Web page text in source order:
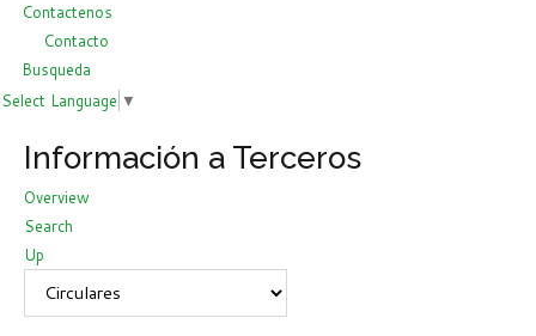
Contactenos
Contacto
Busqueda
Select Language ▼
Información a Terceros
Overview
Search
Up